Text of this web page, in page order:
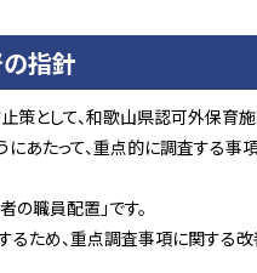
指針
として、和歌山県認可外保育
あたって、重点的に調査する事
の職員配置」です。
るため、重点調査事項に関する